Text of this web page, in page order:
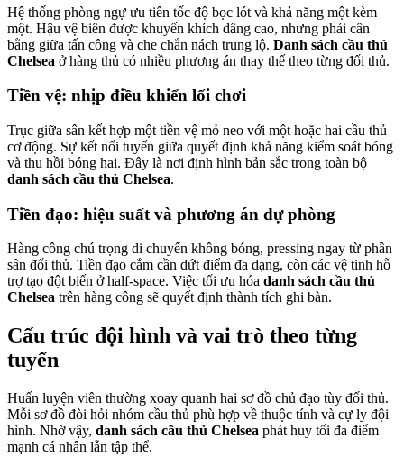
Hệ thống phòng ngự ưu tiên tốc độ bọc lót và khả năng một kèm
một. Hậu vệ biên được khuyến khích dâng cao, nhưng phải cân
bằng giữa tấn công và che chắn nách trung lộ. Danh sách cầu thủ
Chelsea ở hàng thủ có nhiều phương án thay thế theo từng đối thủ.
Tiền vệ: nhịp điều khiển lối chơi
Trục giữa sân kết hợp một tiền vệ mỏ neo với một hoặc hai cầu thủ
cơ động. Sự kết nối tuyến giữa quyết định khả năng kiểm soát bóng
và thu hồi bóng hai. Đây là nơi định hình bản sắc trong toàn bộ
danh sách cầu thủ Chelsea.
Tiền đạo: hiệu suất và phương án dự phòng
Hàng công chú trọng di chuyển không bóng, pressing ngay từ phần
sân đối thủ. Tiền đạo cắm cần dứt điểm đa dạng, còn các vệ tinh hỗ
trợ tạo đột biến ở half-space. Việc tối ưu hóa danh sách cầu thủ
Chelsea trên hàng công sẽ quyết định thành tích ghi bàn.
Cấu trúc đội hình và vai trò theo từng
tuyến
Huấn luyện viên thường xoay quanh hai sơ đồ chủ đạo tùy đối thủ.
Mỗi sơ đồ đòi hỏi nhóm cầu thủ phù hợp về thuộc tính và cự ly đội
hình. Nhờ vậy, danh sách cầu thủ Chelsea phát huy tối đa điểm
mạnh cá nhân lẫn tập thể.